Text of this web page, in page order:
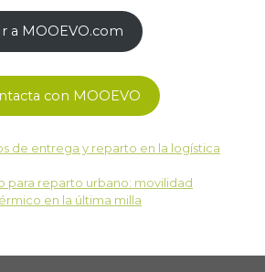
Ir a MOOEVO.com
con MOOEVO
de entrega y reparto en la logística
para reparto urbano: movilidad
en la última milla